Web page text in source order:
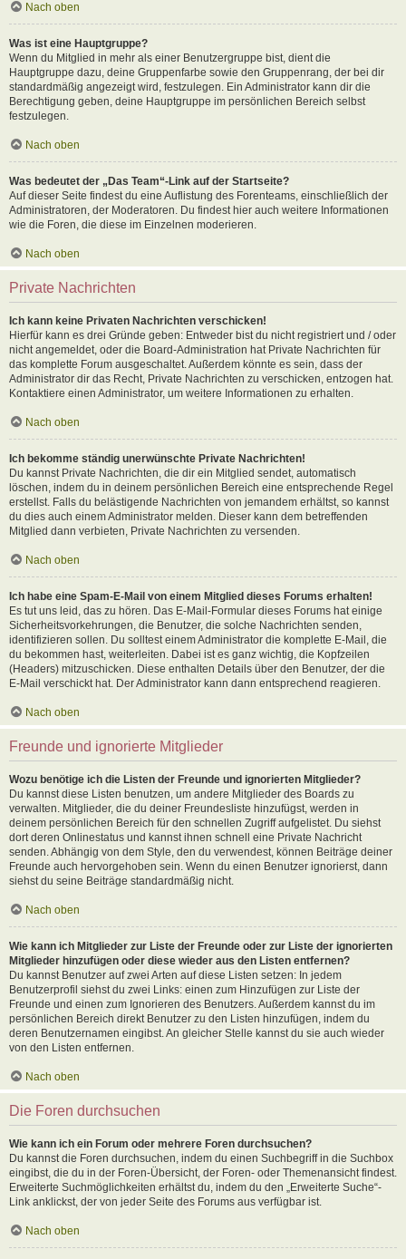
Nach oben
Was ist eine Hauptgruppe?
Wenn du Mitglied in mehr als einer Benutzergruppe bist, dient die
Hauptgruppe dazu, deine Gruppenfarbe sowie den Gruppenrang, der bei dir
standardmäßig angezeigt wird, festzulegen. Ein Administrator kann dir die
Berechtigung geben, deine Hauptgruppe im persönlichen Bereich selbst
festzulegen.
Nach oben
Was bedeutet der „Das Team“-Link auf der Startseite?
Auf dieser Seite findest du eine Auflistung des Forenteams, einschließlich der
Administratoren, der Moderatoren. Du findest hier auch weitere Informationen
wie die Foren, die diese im Einzelnen moderieren.
Nach oben
Private Nachrichten
Ich kann keine Privaten Nachrichten verschicken!
Hierfür kann es drei Gründe geben: Entweder bist du nicht registriert und / oder
nicht angemeldet, oder die Board-Administration hat Private Nachrichten für
das komplette Forum ausgeschaltet. Außerdem könnte es sein, dass der
Administrator dir das Recht, Private Nachrichten zu verschicken, entzogen hat.
Kontaktiere einen Administrator, um weitere Informationen zu erhalten.
Nach oben
Ich bekomme ständig unerwünschte Private Nachrichten!
Du kannst Private Nachrichten, die dir ein Mitglied sendet, automatisch
löschen, indem du in deinem persönlichen Bereich eine entsprechende Regel
erstellst. Falls du belästigende Nachrichten von jemandem erhältst, so kannst
du dies auch einem Administrator melden. Dieser kann dem betreffenden
Mitglied dann verbieten, Private Nachrichten zu versenden.
Nach oben
Ich habe eine Spam-E-Mail von einem Mitglied dieses Forums erhalten!
Es tut uns leid, das zu hören. Das E-Mail-Formular dieses Forums hat einige
Sicherheitsvorkehrungen, die Benutzer, die solche Nachrichten senden,
identifizieren sollen. Du solltest einem Administrator die komplette E-Mail, die
du bekommen hast, weiterleiten. Dabei ist es ganz wichtig, die Kopfzeilen
(Headers) mitzuschicken. Diese enthalten Details über den Benutzer, der die
E-Mail verschickt hat. Der Administrator kann dann entsprechend reagieren.
Nach oben
Freunde und ignorierte Mitglieder
Wozu benötige ich die Listen der Freunde und ignorierten Mitglieder?
Du kannst diese Listen benutzen, um andere Mitglieder des Boards zu
verwalten. Mitglieder, die du deiner Freundesliste hinzufügst, werden in
deinem persönlichen Bereich für den schnellen Zugriff aufgelistet. Du siehst
dort deren Onlinestatus und kannst ihnen schnell eine Private Nachricht
senden. Abhängig von dem Style, den du verwendest, können Beiträge deiner
Freunde auch hervorgehoben sein. Wenn du einen Benutzer ignorierst, dann
siehst du seine Beiträge standardmäßig nicht.
Nach oben
Wie kann ich Mitglieder zur Liste der Freunde oder zur Liste der ignorierten
Mitglieder hinzufügen oder diese wieder aus den Listen entfernen?
Du kannst Benutzer auf zwei Arten auf diese Listen setzen: In jedem
Benutzerprofil siehst du zwei Links: einen zum Hinzufügen zur Liste der
Freunde und einen zum Ignorieren des Benutzers. Außerdem kannst du im
persönlichen Bereich direkt Benutzer zu den Listen hinzufügen, indem du
deren Benutzernamen eingibst. An gleicher Stelle kannst du sie auch wieder
von den Listen entfernen.
Nach oben
Die Foren durchsuchen
Wie kann ich ein Forum oder mehrere Foren durchsuchen?
Du kannst die Foren durchsuchen, indem du einen Suchbegriff in die Suchbox
eingibst, die du in der Foren-Übersicht, der Foren- oder Themenansicht findest.
Erweiterte Suchmöglichkeiten erhältst du, indem du den „Erweiterte Suche“-
Link anklickst, der von jeder Seite des Forums aus verfügbar ist.
Nach oben